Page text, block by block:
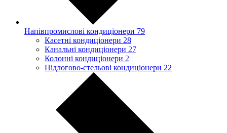
Напівпромислові кондиціонери 79
Касетні кондиціонери 28
Канальні кондиціонери 27
Колонні кондиціонери 2
Підлогово-стельові кондиціонери 22